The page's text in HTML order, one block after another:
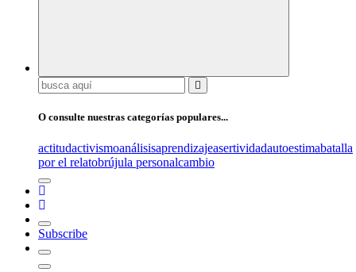
Buscar:
O consulte nuestras categorías populares...
actitudactivismoanálisisaprendizajeasertividadautoestimabatalla
por el relatobrújula personalcambio
Subscribe